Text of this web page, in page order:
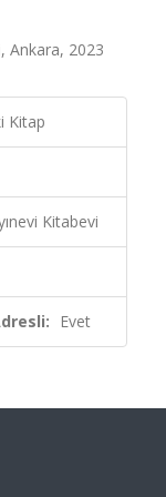
Ankara, 2023
Kitap
Kitabevi
Evet